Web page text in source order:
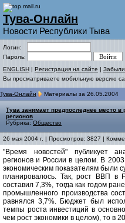
Тува-Онлайн
Новости Республики Тыва
Логин:
Пароль:
ENGLISH | Регистрация на сайте |
Вы просматриваете мобильную версию
Тува-Онлайн Материалы за 26.05.2004
Тува занимает предпоследнее место в
регионов
Рубрика: Общество
26 мая 2004 г. | Просмотров: 3827 |
"Время новостей" публикует
регионов и России в целом. В
экономическим показателям были
планировалось. Так, рост ВВП в
составил 7,3%, тогда как годом
промышленного производства
равнялся 3,7%. Бюджет был
темпы роста инвестиций в
чем рост экономики в целом), то в